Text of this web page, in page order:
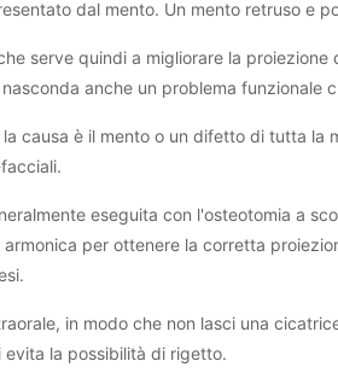
dal mento. Un mento retruso e
serve quindi a migliorare la
anche un problema funzionale
causa è il mento o un difetto di tutta
eseguita con l'osteotomia a
per ottenere la corretta
in modo che non lasci una
la possibilità di rigetto.